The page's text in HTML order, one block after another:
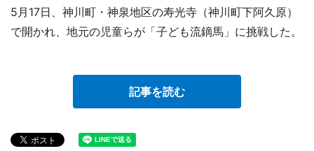
5月17日、神川町・神泉地区の寿光寺（神川町下阿久原）
で開かれ、地元の児童らが「子ども流鏑馬」に挑戦した。
記事を読む